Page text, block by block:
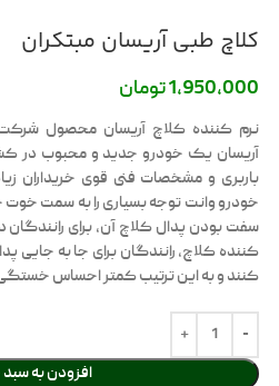
کلاچ طبی آریسان مبتکران
1,950,000تومان
نرم کننده کلاچ آریسان محصول
آریسان یک خودرو جدید و محبوب در
باربری و مشخصات فنی قوی خریداران
خودرو وانت توجه بسیاری را به سمت خوت
سفت بودن پدال کلاچ آن، برای
کننده کلاچ، رانندگان برای جا به
کنند و به این ترتیب کمتر احساس
افزودن به